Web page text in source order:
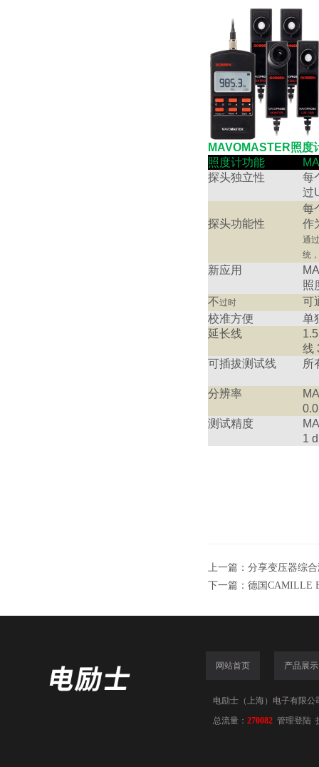
MAVOMASTER照度
照度计功能
探头独立性
每
过
探头功能性
每
作
通
统
新应用
照
不过时
可
校准方便
单
延长线
线
可插拔测试线
所
分辨率
测试精度
1
上一篇： 分享变压器综
下一篇： 德国CAMILLE
网站首页 产品展示
电励士（上海）电子有限公
总流量： 270082 管理登陆